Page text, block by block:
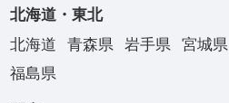
北海道・東北
北海道
青森県 岩手県 宮城県
福島県